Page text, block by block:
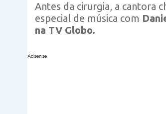
Antes da cirurgia, a cantora
especial de música com
na TV Globo.
Adsense